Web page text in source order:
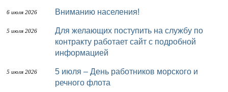
6 июля 2026 Вниманию населения!
5 июля 2026
Для желающих поступить на службу по
контракту работает сайт с подробной
информацией
5 июля 2026
5 июля – День работников морского и
речного флота